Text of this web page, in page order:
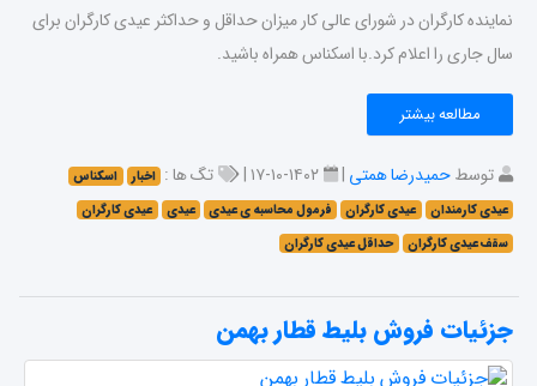
نماینده کارگران در شورای عالی کار میزان حداقل و حداکثر عیدی کارگران برای
سال جاری را اعلام کرد.با اسکناس همراه باشید.
مطالعه بیشتر
توسطحمیدرضا همتی | ۱۴۰۲-۱۰-۱۷ | تگ ها : اخبار
اسکناس
عیدی کارمندان
عیدی کارگران فرمول محاسبه ی عیدی عیدی
عیدی کارگران
سقف عیدی کارگران
حداقل عیدی کارگران
جزئیات فروش بلیط قطار بهمن